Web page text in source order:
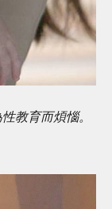
教育而煩惱。